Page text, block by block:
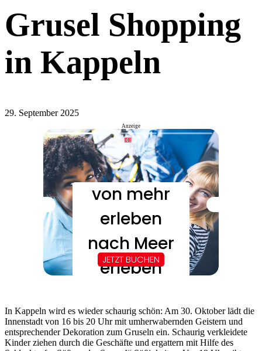
Grusel Shopping
in Kappeln
29. September 2025
Anzeige
In Kappeln wird es wieder schaurig schön: Am 30. Oktober lädt die
Innenstadt von 16 bis 20 Uhr mit umherwabernden Geistern und
entsprechender Dekoration zum Gruseln ein. Schaurig verkleidete
Kinder ziehen durch die Geschäfte und ergattern mit Hilfe des